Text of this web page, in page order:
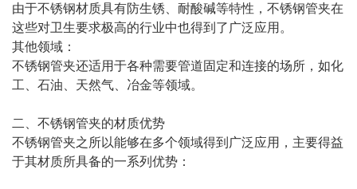
由于不锈钢材质具有防生锈、耐酸碱等特性，不锈钢管夹在
这些对卫生要求极高的行业中也得到了广泛应用。
其他领域：
不锈钢管夹还适用于各种需要管道固定和连接的场所，如化
工、石油、天然气、冶金等领域。
二、不锈钢管夹的材质优势
不锈钢管夹之所以能够在多个领域得到广泛应用，主要得益
于其材质所具备的一系列优势：